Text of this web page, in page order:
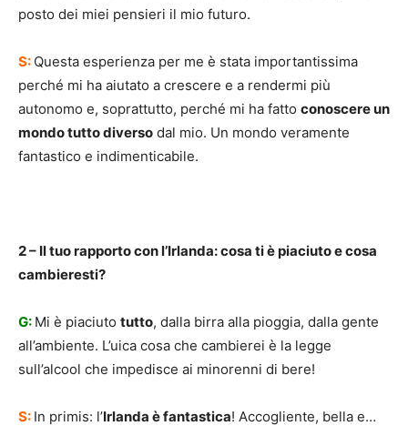
posto dei miei pensieri il mio futuro.
S: Questa esperienza per me è stata importantissima
perché mi ha aiutato a crescere e a rendermi più
autonomo e, soprattutto, perché mi ha fatto conoscere un
mondo tutto diverso dal mio. Un mondo veramente
fantastico e indimenticabile.
2 – Il tuo rapporto con l’Irlanda: cosa ti è piaciuto e cosa
cambieresti?
G: Mi è piaciuto tutto, dalla birra alla pioggia, dalla gente
all’ambiente. L’uica cosa che cambierei è la legge
sull’alcool che impedisce ai minorenni di bere!
S: In primis: l’Irlanda è fantastica! Accogliente, bella e…